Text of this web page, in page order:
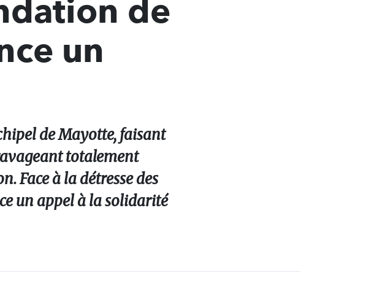
de
un
de Mayotte, faisant
totalement
Face à la détresse des
un appel à la solidarité